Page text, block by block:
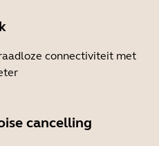
connectiviteit met
cancelling